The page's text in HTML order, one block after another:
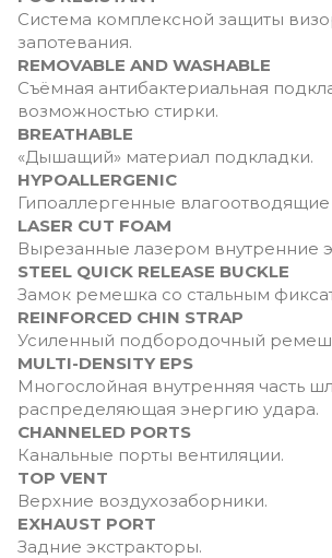
Система комплексной защиты
запотевания.
REMOVABLE AND WASHABLE
Съёмная антибактериальная
возможностью стирки.
BREATHABLE
«Дышащий» материал подкладки.
HYPOALLERGENIC
Гипоаллергенные влагоотводящие
LASER CUT FOAM
Вырезанные лазером внутренние
STEEL QUICK RELEASE BUCKLE
Замок ремешка со стальным
REINFORCED CHIN STRAP
Усиленный подбородочный
MULTI-DENSITY EPS
Многослойная внутренняя часть
распределяющая энергию удара.
CHANNELED PORTS
Канальные порты вентиляции.
TOP VENT
Верхние воздухозаборники.
EXHAUST PORT
Задние экстракторы.